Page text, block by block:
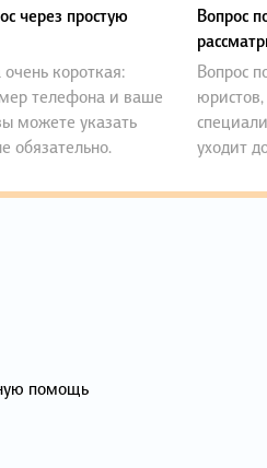
через простую
короткая:
телефона и ваше
можете указать
обязательно.
Вопрос
Вопрос
юристов,
уходит
помощь